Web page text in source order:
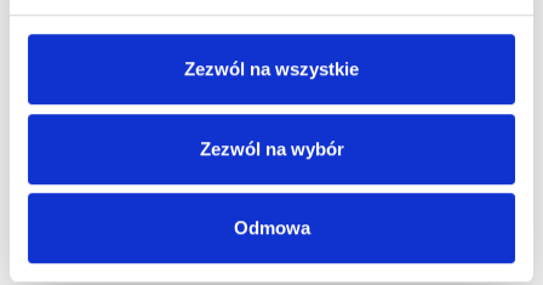
Zezwól na wszystkie
Zezwól na wybór
Odmowa